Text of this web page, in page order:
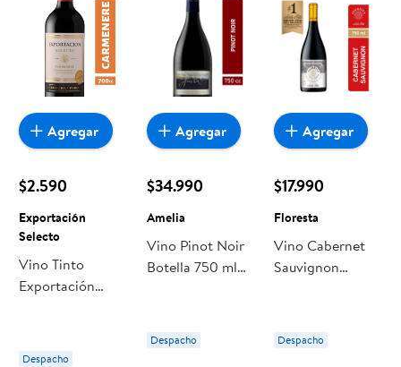
$2.590
Exportación
Selecto
Vino Tinto
Exportación
Botella
Despacho
Agregar
$34.990
Amelia
Vino Pinot Noir
Botella 750 ml
Despacho
Agregar
$17.990
Floresta
Vino Cabernet
Sauvignon
Despacho
Agregar